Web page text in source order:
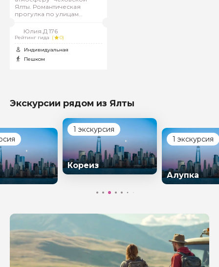
Ялты. Романтическая
прогулка по улицам
судьбы, впечатления.
Юлия.Д 176
Рейтинг гида (
0)
Индивидуальная
Пешком
Экскурсии рядом из Ялты
1 экскурсия
Кореиз
1 экскурсия
Алупка